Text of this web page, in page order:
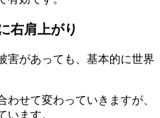
右肩上がり
害があっても、基本的に世界
わせて変わっていきますが、
います。